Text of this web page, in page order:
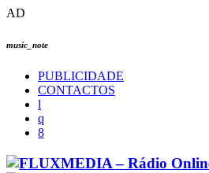
AD
music_note
PUBLICIDADE
CONTACTOS